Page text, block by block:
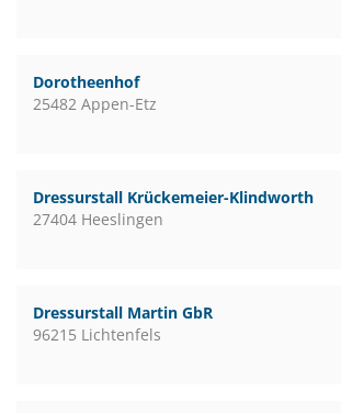
Dorotheenhof
25482 Appen-Etz
Dressurstall Krückemeier-Klindworth
27404 Heeslingen
Dressurstall Martin GbR
96215 Lichtenfels